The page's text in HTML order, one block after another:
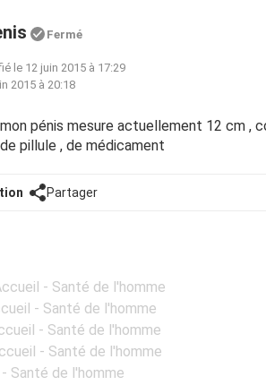
Fermé
le 12 juin 2015 à 17:29
2015 à 20:18
pénis mesure actuellement 12 cm ,
pillule , de médicament
Partager
- Santé de l'homme
- Santé de l'homme
- Santé de l'homme
- Santé de l'homme
Santé de l'homme